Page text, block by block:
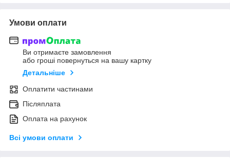
Умови оплати
Ви отримаєте замовлення
або гроші повернуться на вашу картку
Детальніше
Оплатити частинами
Післяплата
Оплата на рахунок
Всі умови оплати